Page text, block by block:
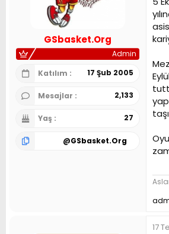
h
GSbasket.Org
Admin
Katılım
17 Şub 2005
Mesajlar 2,133
Yaş 27
@GSbasket.Org
17